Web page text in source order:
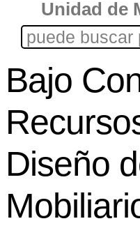
Unidad de
Bajo
Diseño